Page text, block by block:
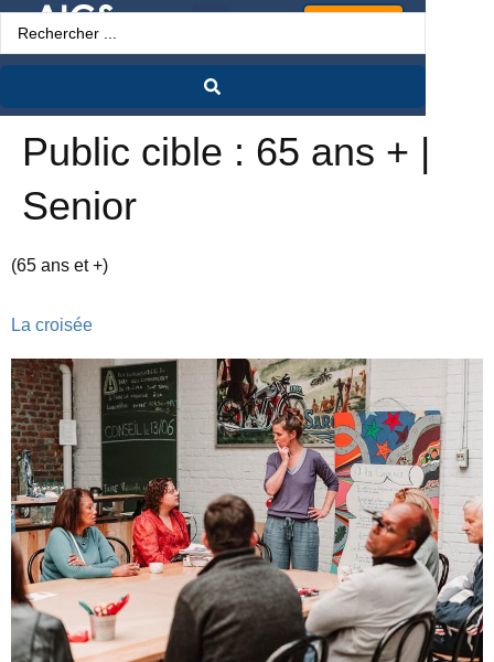
Public cible : 65 ans + |
Senior
(65 ans et +)
La croisée